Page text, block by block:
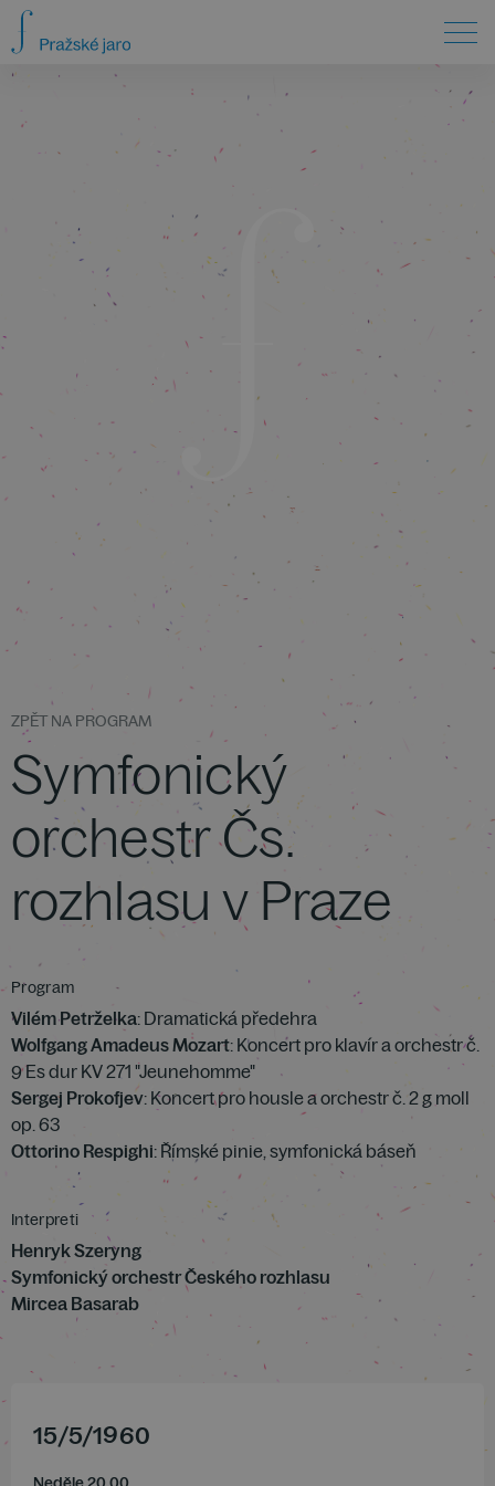
ZPĚT NA PROGRAM
Symfonický
orchestr Čs.
rozhlasu v Praze
Program
Vilém Petrželka: Dramatická předehra
Wolfgang Amadeus Mozart: Koncert pro klavír a orchestr č.
9 Es dur KV 271 "Jeunehomme"
Sergej Prokofjev: Koncert pro housle a orchestr č. 2 g moll
op. 63
Ottorino Respighi: Římské pinie, symfonická báseň
Interpreti
Henryk Szeryng
Symfonický orchestr Českého rozhlasu
Mircea Basarab
15/5/1960